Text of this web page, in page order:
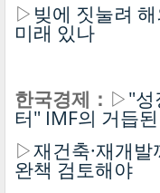
▷ 빚에 짓눌려
미래 있나
한국경제： ▷"성
터" IMF의 거듭
▷재건축·재개
완책 검토해야